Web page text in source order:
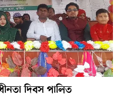
দিবস পালিত